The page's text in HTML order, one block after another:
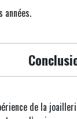
de la